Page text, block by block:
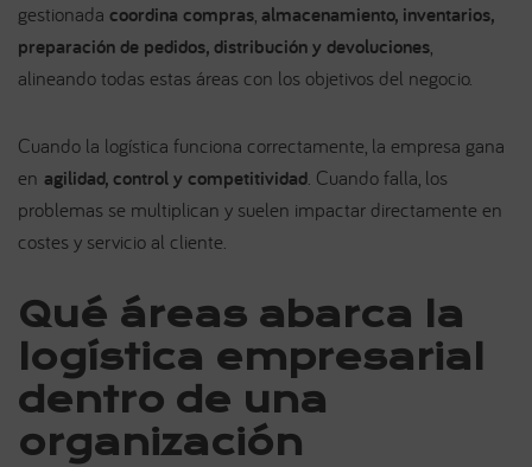
gestionada coordina compras,almacenamiento, inventarios,
preparación de pedidos, distribución y devoluciones,
alineando todas estas áreas con los objetivos del negocio.
Cuando la logística funciona correctamente, la empresa gana
en agilidad, control y competitividad. Cuando falla, los
problemas se multiplican y suelen impactar directamente en
costes y servicio al cliente.
Qué áreas abarca la
logística empresarial
dentro de una
organización